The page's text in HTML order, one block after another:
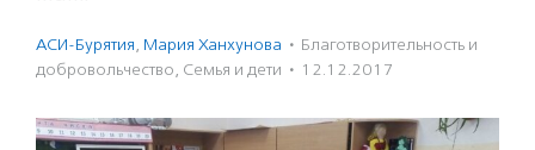
АСИ-Бурятия, Мария Ханхунова · Благотвори­тель­ность и
доброволь­чест­во, Семья и дети · 12.12.2017